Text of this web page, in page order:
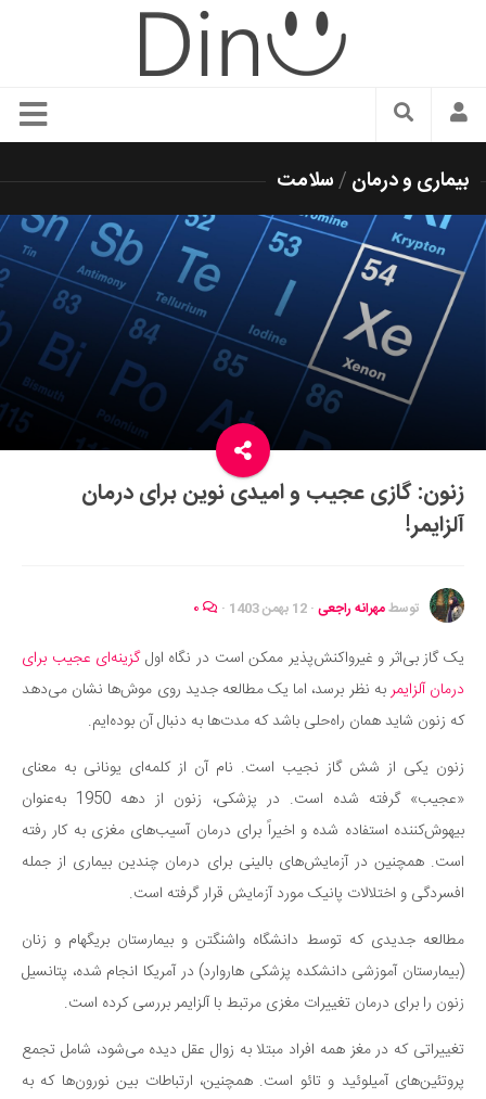
سبک زندگی
زیبایی و آرایش
شیک پوشی
دکوراسیون و چیدمان
غذا
رستوران گردی
سفر و گردشگری
ایران گردی
موفقیت و مهارت‌های فردی
سلامت
تغذیه سالم
بهداشت
بیماری و درمان
کودک و مادر
ورزش و تندرستی
روانشناسی
مراکز پزشکی و دارویی
فرهنگ و هنر
سینما و تئاتر
تلویزیون
موسیقی
چهره‌ها
بیماری و درمان /سلامت
زنون: گازی عجیب و امیدی نوین برای درمان
آلزایمر!
توسطمهرانه راجعی · 12 بهمن 1403 ·
یک گاز بی‌اثر و غیرواکنش‌پذیر ممکن است در نگاه اولگزینه‌ای عجیب برای
درمان آلزایمربه نظر برسد، اما یک مطالعه جدید روی موش‌ها نشان می‌دهد
که زنون شاید همان راه‌حلی باشد که مدت‌ها به دنبال آن بوده‌ایم.
زنون یکی از شش گاز نجیب است. نام آن از کلمه‌ای یونانی به معنای
«عجیب» گرفته شده است. در پزشکی، زنون از دهه 1950 به‌عنوان
بیهوش‌کننده استفاده شده و اخیراً برای درمان آسیب‌های مغزی به کار رفته
است. همچنین در آزمایش‌های بالینی برای درمان چندین بیماری از جمله
افسردگی و اختلالات پانیک مورد آزمایش قرار گرفته است.
مطالعه جدیدی که توسط دانشگاه واشنگتن و بیمارستان بریگهام و زنان
(بیمارستان آموزشی دانشکده پزشکی هاروارد) در آمریکا انجام شده، پتانسیل
زنون را برای درمان تغییرات مغزی مرتبط با آلزایمر بررسی کرده است.
تغییراتی که در مغز همه افراد مبتلا به زوال عقل دیده می‌شود، شامل تجمع
پروتئین‌های آمیلوئید و تائو است. همچنین، ارتباطات بین نورون‌ها که به